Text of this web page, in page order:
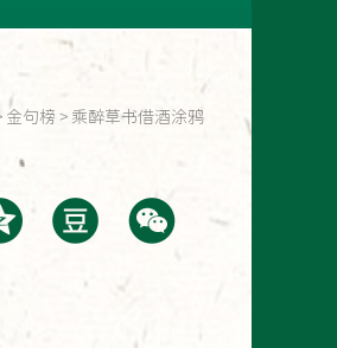
金句榜 > 乘醉草书借酒涂鸦